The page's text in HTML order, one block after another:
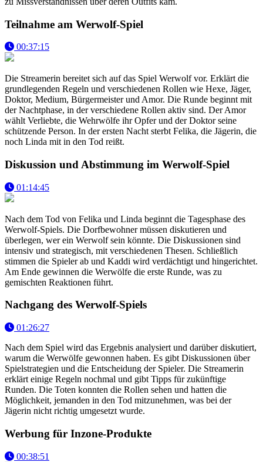
Teilnahme am Werwolf-Spiel
00:37:15
Die Streamerin bereitet sich auf das Spiel Werwolf vor. Erklärt die
grundlegenden Regeln und verschiedenen Rollen wie Hexe, Jäger,
Doktor, Medium, Bürgermeister und Amor. Die Runde beginnt mit
der Nachtphase, in der verschiedene Rollen aktiv sind. Der Amor
wählt Verliebte, die Wehrwölfe ihr Opfer und der Doktor seine
schützende Person. In der ersten Nacht sterbt Felika, die Jägerin, die
noch Linda mit in den Tod reißt.
Diskussion und Abstimmung im Werwolf-Spiel
01:14:45
Nach dem Tod von Felika und Linda beginnt die Tagesphase des
Werwolf-Spiels. Die Dorfbewohner müssen diskutieren und
überlegen, wer ein Werwolf sein könnte. Die Diskussionen sind
intensiv und strategisch, mit verschiedenen Thesen. Schließlich
stimmen die Spieler ab und Kaddi wird verdächtigt und hingerichtet.
Am Ende gewinnen die Werwölfe die erste Runde, was zu
gemischten Reaktionen führt.
Nachgang des Werwolf-Spiels
01:26:27
Nach dem Spiel wird das Ergebnis analysiert und darüber diskutiert,
warum die Werwölfe gewonnen haben. Es gibt Diskussionen über
Spielstrategien und die Entscheidung der Spieler. Die Streamerin
erklärt einige Regeln nochmal und gibt Tipps für zukünftige
Runden. Die Toten konnten die Rollen sehen und hatten die
Möglichkeit, jemanden in den Tod mitzunehmen, was bei der
Jägerin nicht richtig umgesetzt wurde.
Werbung für Inzone-Produkte
00:38:51